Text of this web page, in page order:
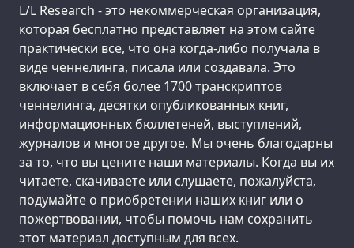
Support us:
L/L Research - это некоммерческая организация,
которая бесплатно представляет на этом сайте
практически все, что она когда-либо получала в
виде ченнелинга, писала или создавала. Это
включает в себя более 1700 транскриптов
ченнелинга, десятки опубликованных книг,
информационных бюллетеней, выступлений,
журналов и многое другое. Мы очень благодарны
за то, что вы цените наши материалы. Когда вы их
читаете, скачиваете или слушаете, пожалуйста,
подумайте о приобретении наших книг или о
пожертвовании, чтобы помочь нам сохранить
этот материал доступным для всех.